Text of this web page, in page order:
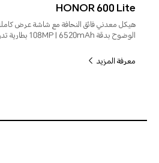
HONOR 600 Lite
الوضوح بدقة 108MP | 6520mAh بطارية تدوم طويلاً
معرفة المزيد